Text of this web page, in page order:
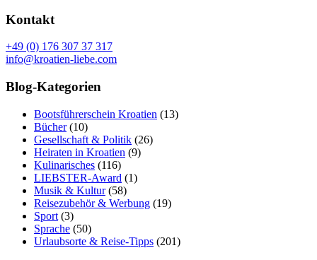
Kontakt
+49 (0) 176 307 37 317
info@kroatien-liebe.com
Blog-Kategorien
Bootsführerschein Kroatien (13)
Bücher(10)
Gesellschaft & Politik (26)
Heiraten in Kroatien (9)
Kulinarisches (116)
LIEBSTER-Award (1)
Musik & Kultur(58)
Reisezubehör & Werbung (19)
Sport (3)
Sprache (50)
Urlaubsorte & Reise-Tipps (201)